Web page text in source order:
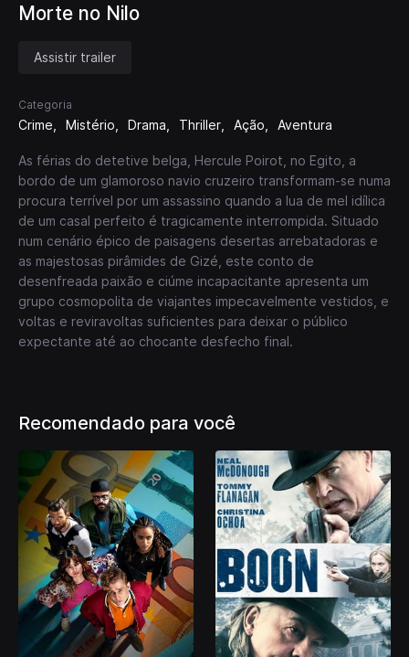
Morte no Nilo
Assistir trailer
Categoria
Crime Mistério Drama Thriller Ação Aventura
As férias do detetive belga, Hercule Poirot, no Egito, a
bordo de um glamoroso navio cruzeiro transformam-se numa
procura terrível por um assassino quando a lua de mel idílica
de um casal perfeito é tragicamente interrompida. Situado
num cenário épico de paisagens desertas arrebatadoras e
as majestosas pirâmides de Gizé, este conto de
desenfreada paixão e ciúme incapacitante apresenta um
grupo cosmopolita de viajantes impecavelmente vestidos, e
voltas e reviravoltas suficientes para deixar o público
expectante até ao chocante desfecho final.
Recomendado para você